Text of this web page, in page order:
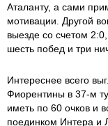
Аталанту, а сами
мотивации. Другой
выезде со счетом
шесть побед и три
Интереснее всего
Фиорентины в 37-м
иметь по 60 очков и
поединком Интера и